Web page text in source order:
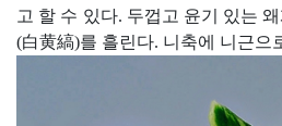
고 할 수 있다. 두껍고 윤기 있는
(白黄縞)를 흘린다. 니축에 니근으